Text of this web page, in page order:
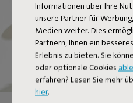
Informationen über Ihre
unsere Partner für
Medien weiter. Dies
Partnern, Ihnen ein
Erlebnis zu bieten. Sie
oder optionale Cookies
erfahren? Lesen Sie mehr
hier.